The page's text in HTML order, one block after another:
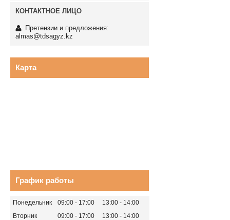
Претензии и предложения:
almas@tdsagyz.kz
Карта
График работы
Понедельник 09:00 17:00 13:00
14:00
Вторник
09:00 17:00 13:00
14:00